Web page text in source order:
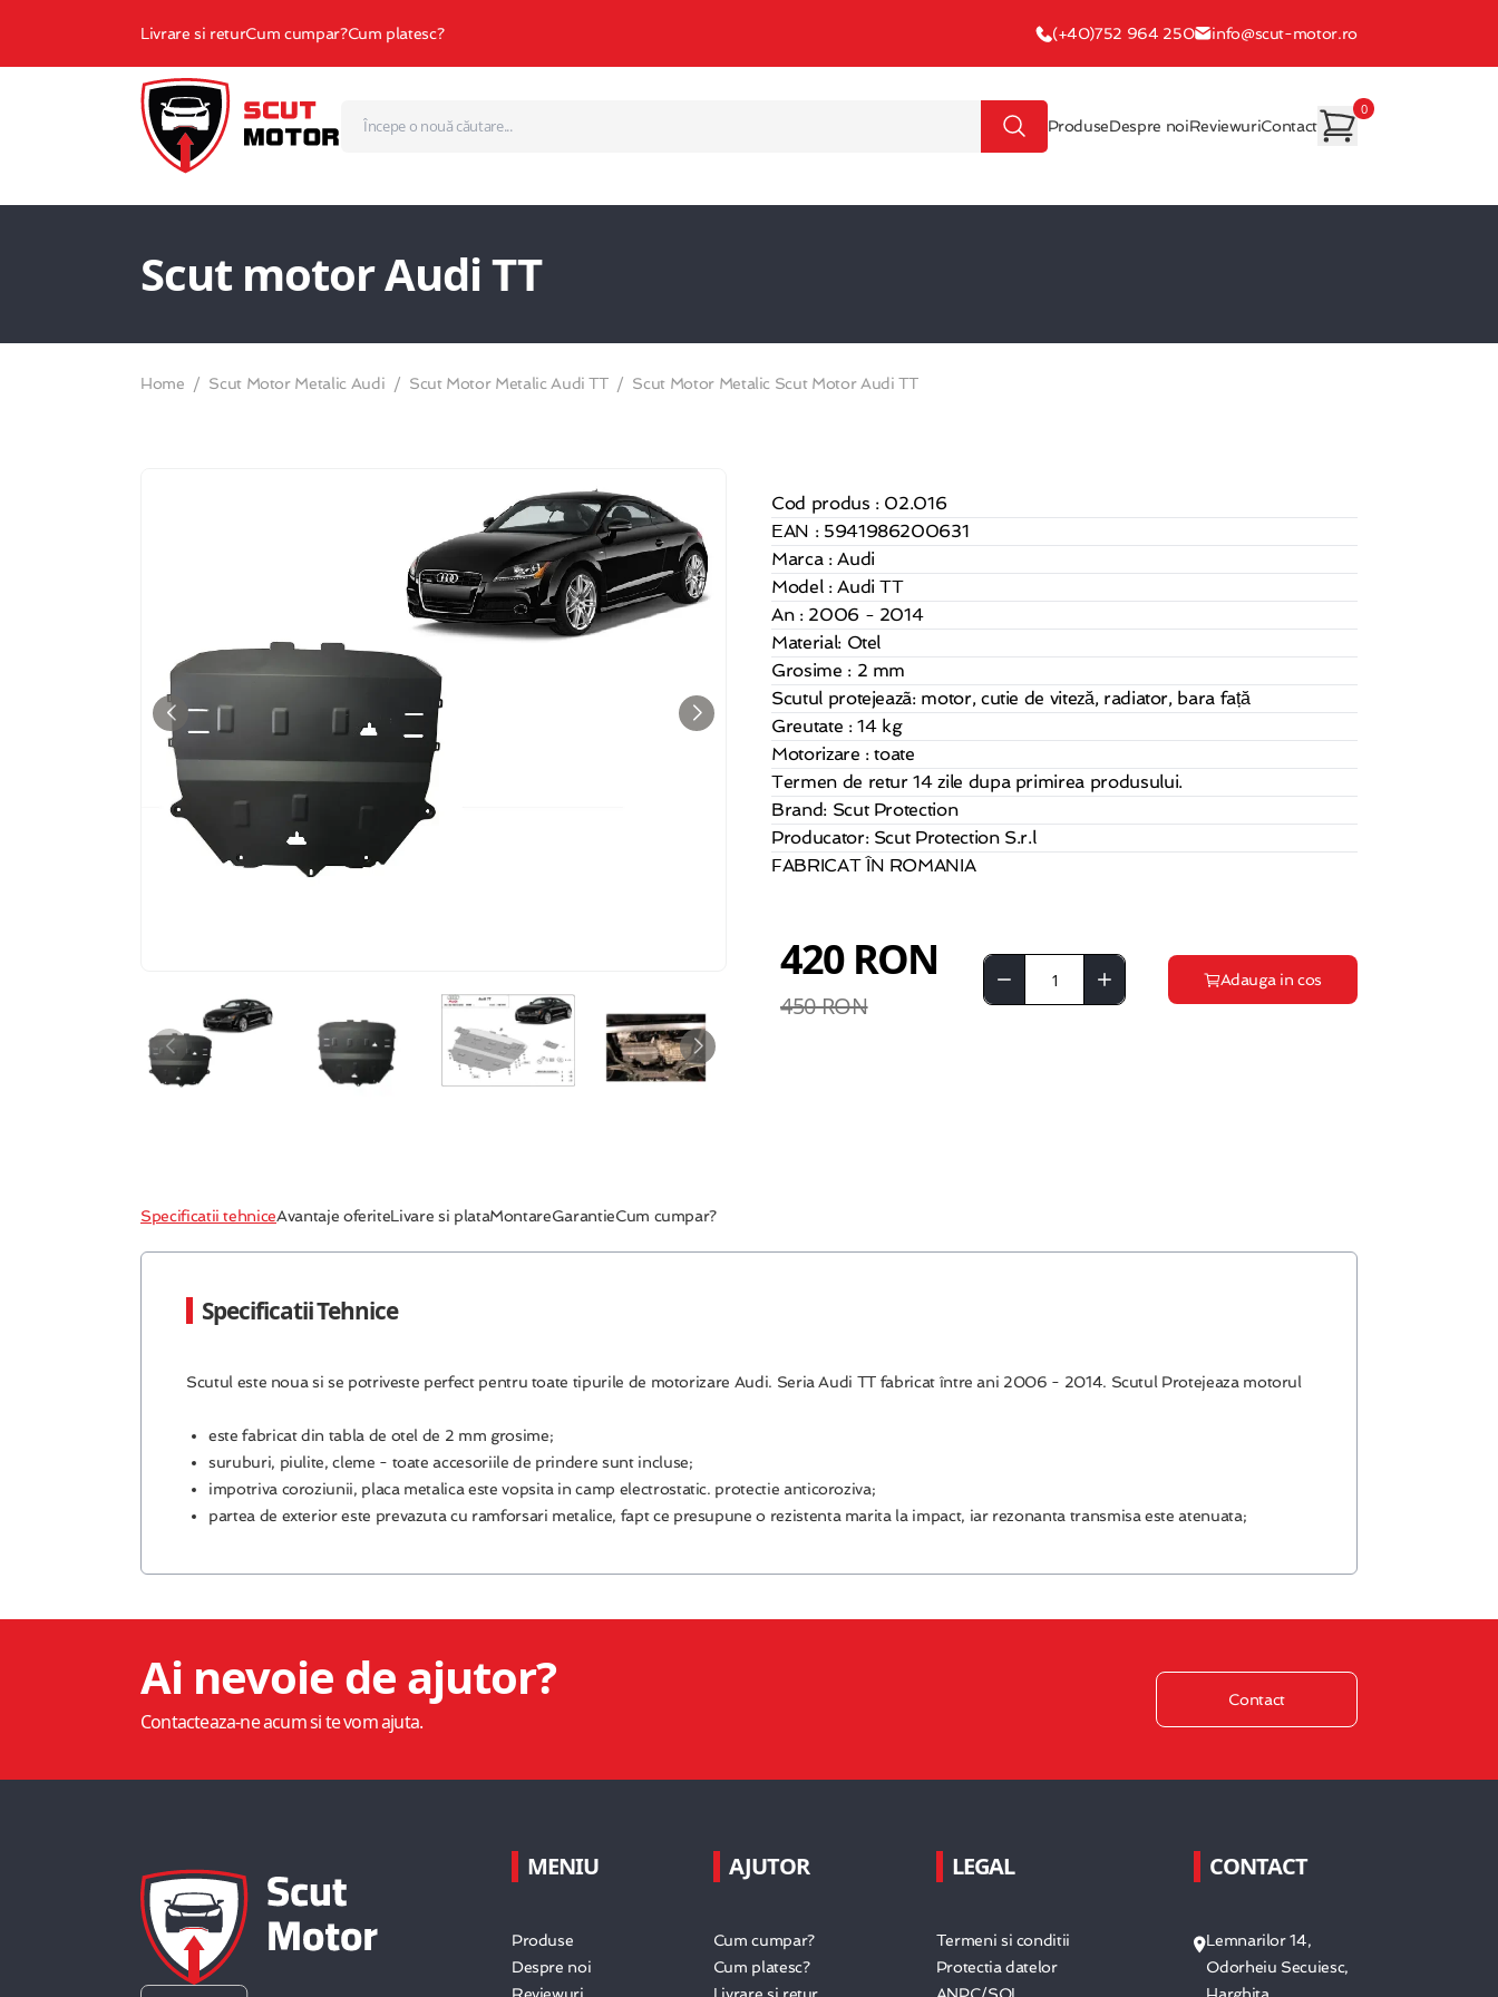
Livrare si returCum cumpar?Cum platesc? (+40)752 964 250 info@scut-motor.ro
ProduseDespre noiReviewuriContact
0
Scut motor Audi TT
Home Scut Motor Metalic Audi Scut Motor Metalic Audi TT Scut Motor Metalic Scut Motor Audi TT
Cod produs : 02.016
EAN : 5941986200631
Marca : Audi
Model : Audi TT
An : 2006 - 2014
Material: Otel
Grosime : 2 mm
Scutul protejeazã: motor, cutie de viteză, radiator, bara față
Greutate : 14 kg
Motorizare : toate
Termen de retur 14 zile dupa primirea produsului.
Brand: Scut Protection
Producator: Scut Protection S.r.l
FABRICAT ÎN ROMANIA
420 RON
450 RON
Adauga in cos
Specificatii tehniceAvantaje oferiteLivare si plataMontareGarantieCum cumpar?
Specificatii Tehnice
Scutul este noua si se potriveste perfect pentru toate tipurile de motorizare Audi. Seria Audi TT fabricat între ani 2006 - 2014. Scutul Protejeaza motorul
este fabricat din tabla de otel de 2 mm grosime;
suruburi, piulite, cleme - toate accesoriile de prindere sunt incluse;
impotriva coroziunii, placa metalica este vopsita in camp electrostatic. protectie anticoroziva;
partea de exterior este prevazuta cu ramforsari metalice, fapt ce presupune o rezistenta marita la impact, iar rezonanta transmisa este atenuata;
Ai nevoie de ajutor?
Contacteaza-ne acum si te vom ajuta.
Contact
MENIU
Produse
Despre noi
Reviewuri
AJUTOR
Cum cumpar?
Cum platesc?
Livrare si retur
LEGAL
Termeni si conditii
Protectia datelor
ANPC/SOL
CONTACT
Lemnarilor 14,
Odorheiu Secuiesc,
Harghita,